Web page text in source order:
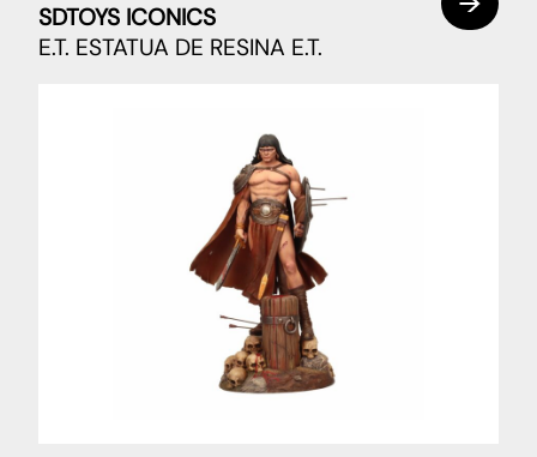
SDTOYS ICONICS
E.T. ESTATUA DE RESINA E.T.